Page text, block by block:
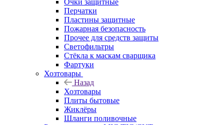
Очки защитные
Перчатки
Пластины защитные
Пожарная безопасность
Прочее для средств защиты
Светофильтры
Стёкла к маскам сварщика
Фартуки
Хозтовары
Назад
Хозтовары
Плиты бытовые
Жиклёры
Шланги поливочные